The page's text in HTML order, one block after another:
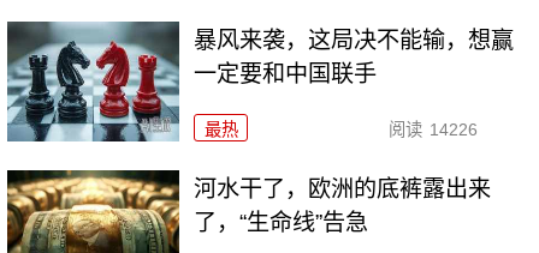
暴风来袭，这局决不能输，想赢
一定要和中国联手
最热 阅读 14226
河水干了，欧洲的底裤露出来
了，“生命线”告急